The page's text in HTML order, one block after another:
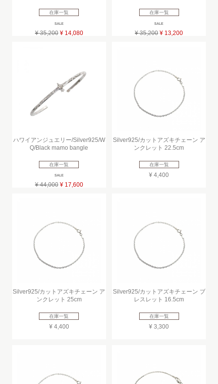
在庫一覧
SALE
¥ 35,200 ¥ 14,080
在庫一覧
SALE
¥ 35,200 ¥ 13,200
ハワイアンジュエリー/Silver925/W
Q/Black mamo bangle
在庫一覧
SALE
¥ 44,000 ¥ 17,600
Silver925/カットアズキチェーン ア
ンクレット 22.5cm
在庫一覧
¥ 4,400
Silver925/カットアズキチェーン ア
ンクレット 25cm
在庫一覧
¥ 4,400
Silver925/カットアズキチェーン ブ
レスレット 16.5cm
在庫一覧
¥ 3,300